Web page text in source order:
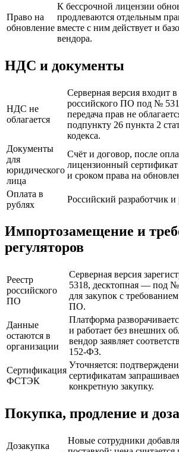
Право на
обновление
К бессрочной лицензии
продлеваются отдельным
вместе с ним действует и
вендора.
НДС и документы
НДС не
облагается
Серверная версия входит
российского ПО под №
передача прав не
подпункту 26 пункта 2
кодекса.
Документы
для
юридического
лица
Счёт и договор, после
лицензионный
и сроком права на
Оплата в
рублях
Российский разработчик и
Импортозамещение и
регуляторов
Реестр
российского
ПО
Серверная версия
5318, десктопная — под
для закупок с
ПО.
Данные
остаются в
организации
Платформа
и работает без внешних
вендор заявляет
152-ФЗ.
Сертификация
ФСТЭК
Уточняется:
сертификатам
конкретную закупку.
Покупка, продление и
Дозакупка
Новые сотрудники